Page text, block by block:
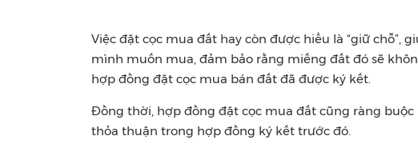
Việc đặt cọc mua đất hay còn được hiểu là “giữ chỗ”,
mình muốn mua, đảm bảo rằng miếng đất đó sẽ
hợp đồng đặt cọc mua bán đất đã được ký kết.
Đồng thời, hợp đồng đặt cọc mua đất cũng ràng
thỏa thuận trong hợp đồng ký kết trước đó.